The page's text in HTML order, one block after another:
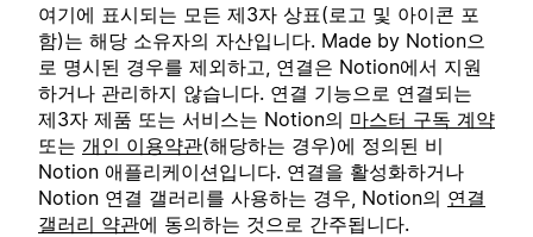
여기에 표시되는 모든 제3자 상표(로고 및 아이콘 포
함)는 해당 소유자의 자산입니다. Made by Notion으
로 명시된 경우를 제외하고, 연결은 Notion에서 지원
하거나 관리하지 않습니다. 연결 기능으로 연결되는
제3자 제품 또는 서비스는 Notion의 마스터 구독 계약
또는 개인 이용약관(해당하는 경우)에 정의된 비
Notion 애플리케이션입니다. 연결을 활성화하거나
Notion 연결 갤러리를 사용하는 경우, Notion의 연결
갤러리 약관에 동의하는 것으로 간주됩니다.